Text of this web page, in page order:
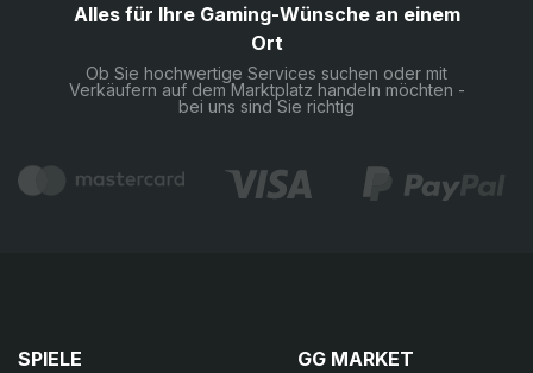
Alles für Ihre Gaming-Wünsche an einem
Ort
Ob Sie hochwertige Services suchen oder mit
Verkäufern auf dem Marktplatz handeln möchten -
bei uns sind Sie richtig
SPIELE
GG MARKET